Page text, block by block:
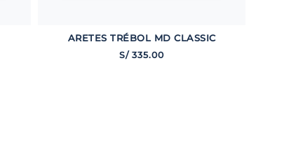
ARETES TRÉBOL MD CLASSIC
S/ 335.00